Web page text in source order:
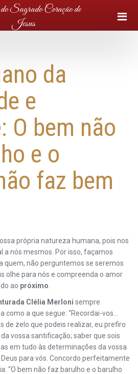
Sagrado Coração de
Jesus
da
e
O bem não
e o
faz bem
própria natureza humana, pois nos
a nós mesmos. Por isso, façamos
quem, não perguntemos se seremos
olhe para nós e compreenda o amor
ao próximo
Clélia Merloni sempre
a que segue: “Recordai-vos...
de zelo que podeis realizar, eu prefiro
vossa santificação; saber que sois
em tudo às determinações da vossa
para vós. Concordo perfeitamente
“O bem não faz barulho e o barulho